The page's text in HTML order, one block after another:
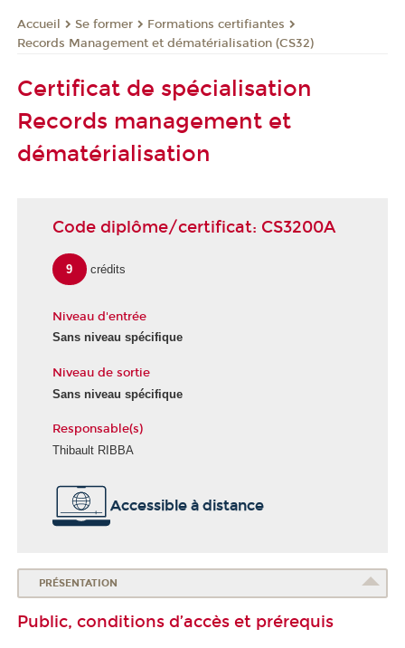
Accueil Se former
Formations certifiantes
Records Management et dématérialisation (CS32)
Certificat de spécialisation
Records management et
dématérialisation
Code diplôme/certificat: CS3200A
9 crédits
Niveau d'entrée
Sans niveau spécifique
Niveau de sortie
Sans niveau spécifique
Responsable(s)
Thibault RIBBA
É
o
d
u
n
Accessible à distance
PRÉSENTATION
Public, conditions d’accès et prérequis